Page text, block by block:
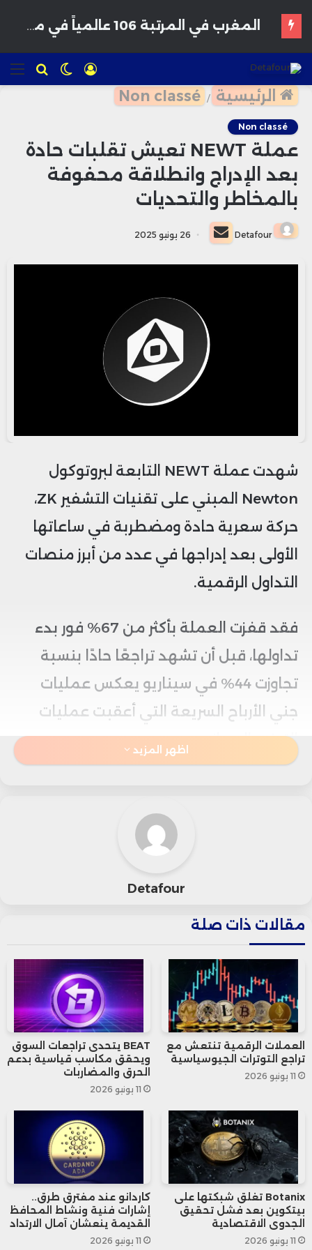
للبحث الوضع
المظلم
تسجيل
الدخول
الرئيسية /
Non classé
Non classé
عملة NEWT تعيش تقلبات حادة
بعد الإدراج وانطلاقة محفوفة
بالمخاطر والتحديات
Detafour
أرسل
بريدا
إلكترونيا
26 يونيو 2025
شهدت عملة NEWT التابعة لبروتوكول
Newton المبني على تقنيات التشفير ZK،
حركة سعرية حادة ومضطربة في ساعاتها
الأولى بعد إدراجها في عدد من أبرز منصات
التداول الرقمية.
فقد قفزت العملة بأكثر من 67% فور بدء
تداولها، قبل أن تشهد تراجعًا حادًا بنسبة
تجاوزت 44% في سيناريو يعكس عمليات
جني الأرباح السريعة التي أعقبت عمليات
التوزيع المجاني.
عملة NEWT بشكل رسمي، معلنة بذلك
وKuCoin وBitget، مما زاد من الزخم وحجم
التداول على العملة.
يبلغ إجمالي المعروض من NEWT مليار
توكن، خصص منها 100 مليون توكن
كمكافآت للمستخدمين الأوائل داخل النظام
البيئي، إلى جانب 12.5 مليون توكن تم
توزيعها على حاملي عملة BNB عبر برامج
مكافآت Binance منتصف يونيو.
وقد تمكّن المستفيدون من سحب هذه
التوكنات فورًا، مما دفع نحو بيع مكثف أدى
إلى ضغط كبير على سعر العملة.
اظهر المزيد
Detafour
مقالات ذات صلة
العملات الرقمية تنتعش مع
تراجع التوترات الجيوسياسية
11 يونيو 2026
BEAT يتحدى تراجعات السوق
ويحقق مكاسب قياسية بدعم
الحرق والمضاربات
11 يونيو 2026
Botanix تغلق شبكتها على
بيتكوين بعد فشل تحقيق
الجدوى الاقتصادية
11 يونيو 2026
كاردانو عند مفترق طرق..
إشارات فنية ونشاط المحافظ
القديمة ينعشان آمال الارتداد
11 يونيو 2026